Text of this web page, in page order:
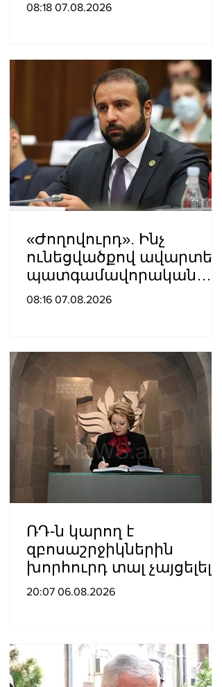
08:18 07.08.2026
«Ժողովուրդ». Ինչ
ունեցվածքով ավարտեց
պատգամավորական
գործունեությունը Հայկ
08:16 07.08.2026
ՌԴ-ն կարող է
զբոսաշրջիկներին
խորհուրդ տալ չայցելել
Հայաստան՝
Մատվիենկո
20:07 06.08.2026